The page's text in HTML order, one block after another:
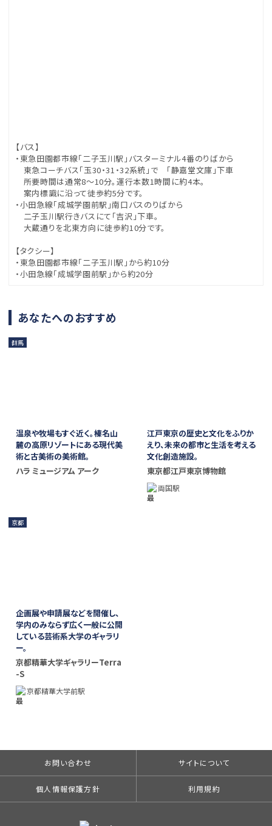
【バス】
・東急田園都市線「二子玉川駅」バスターミナル4番のりばから
東急コーチバス｢玉30・31・32系統｣で ｢静嘉堂文庫｣下車
所要時間は通常8～10分。運行本数1時間に約4本。
案内標識に沿って徒歩約5分です。
・小田急線「成城学園前駅」南口バスのりばから
二子玉川駅行きバスにて「吉沢」下車。
大蔵通りを北東方向に徒歩約10分です。
【タクシー】
・東急田園都市線「二子玉川駅」から約10分
・小田急線「成城学園前駅」から約20分
あなたへのおすすめ
群馬
温泉や牧場もすぐ近く。榛名山
麓の高原リゾートにある現代美
術と古美術の美術館。
ハラ ミュージアム アーク
江戸東京の歴史と文化をふりか
えり、未来の都市と生活を考える
文化創造施設。
東京都江戸東京博物館
両国駅
京都
企画展や申請展などを開催し、
学内のみならず広く一般に公開
している芸術系大学のギャラリ
ー。
京都精華大学ギャラリーTerra
-S
京都精華大学前駅
お問い合わせ サイトについて
個人情報保護方針 利用規約